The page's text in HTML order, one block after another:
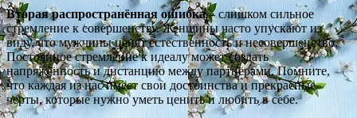
Вторая распространённая ошибка– слишком сильное
стремление к совершенству. Женщины часто упускают из
виду, что мужчины ценят естественность и несовершенство.
Постоянное стремление к идеалу может создать
напряженность и дистанцию между партнерами. Помните,
что каждая из нас имеет свои достоинства и прекрасные
черты, которые нужно уметь ценить и любить в себе.